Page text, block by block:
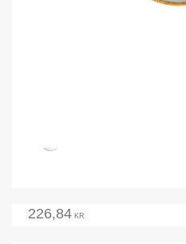
226,84 KR